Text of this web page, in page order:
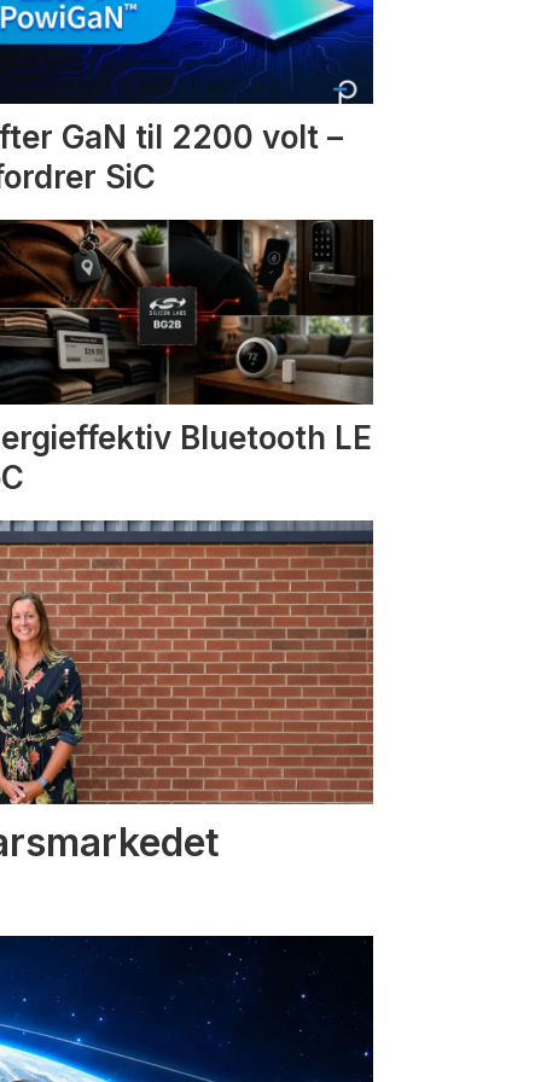
GaN til 2200 volt –
SiC
Bluetooth LE